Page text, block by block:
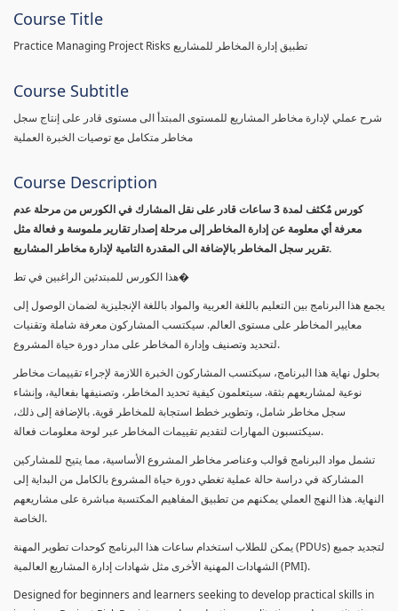
Course Title
Practice Managing Project Risks تطبيق إدارة المخاطر للمشاريع
Course Subtitle
شرح عملي لإدارة مخاطر المشاريع للمستوى المبتدأ الى مستوى قادر على إنتاج سجل
مخاطر متكامل مع توصيات الخبرة العملية
Course Description
كورس مٌكثف لمدة 3 ساعات قادر على نقل المشارك في الكورس من مرحلة عدم
معرفة أي معلومة عن إدارة المخاطر إلى مرحلة إصدار تقارير ملموسة و فعالة مثل
تقرير سجل المخاطر بالإضافة الى المقدرة التامية لإدارة مخاطر المشاريع.
هذا الكورس للمبتدئين الراغبين في تط�
يجمع هذا البرنامج بين التعليم باللغة العربية والمواد باللغة الإنجليزية لضمان الوصول إلى
معايير المخاطر على مستوى العالم. سيكتسب المشاركون معرفة شاملة وتقنيات
لتحديد وتصنيف وإدارة المخاطر على مدار دورة حياة المشروع.
بحلول نهاية هذا البرنامج، سيكتسب المشاركون الخبرة اللازمة لإجراء تقييمات مخاطر
نوعية لمشاريعهم بثقة. سيتعلمون كيفية تحديد المخاطر، وتصنيفها بفعالية، وإنشاء
سجل مخاطر شامل، وتطوير خطط استجابة للمخاطر قوية. بالإضافة إلى ذلك،
سيكتسبون المهارات لتقديم تقييمات المخاطر عبر لوحة معلومات فعالة.
تشمل مواد البرنامج قوالب وعناصر مخاطر المشروع الأساسية، مما يتيح للمشاركين
المشاركة في دراسة حالة عملية تغطي دورة حياة المشروع بالكامل من البداية إلى
النهاية. هذا النهج العملي يمكنهم من تطبيق المفاهيم المكتسبة مباشرة على مشاريعهم
الخاصة.
يمكن للطلاب استخدام ساعات هذا البرنامج كوحدات تطوير المهنة (PDUs) لتجديد جميع
الشهادات المهنية الأخرى مثل شهادات إدارة المشاريع العالمية (PMI).
Designed for beginners and learners seeking to develop practical skills in